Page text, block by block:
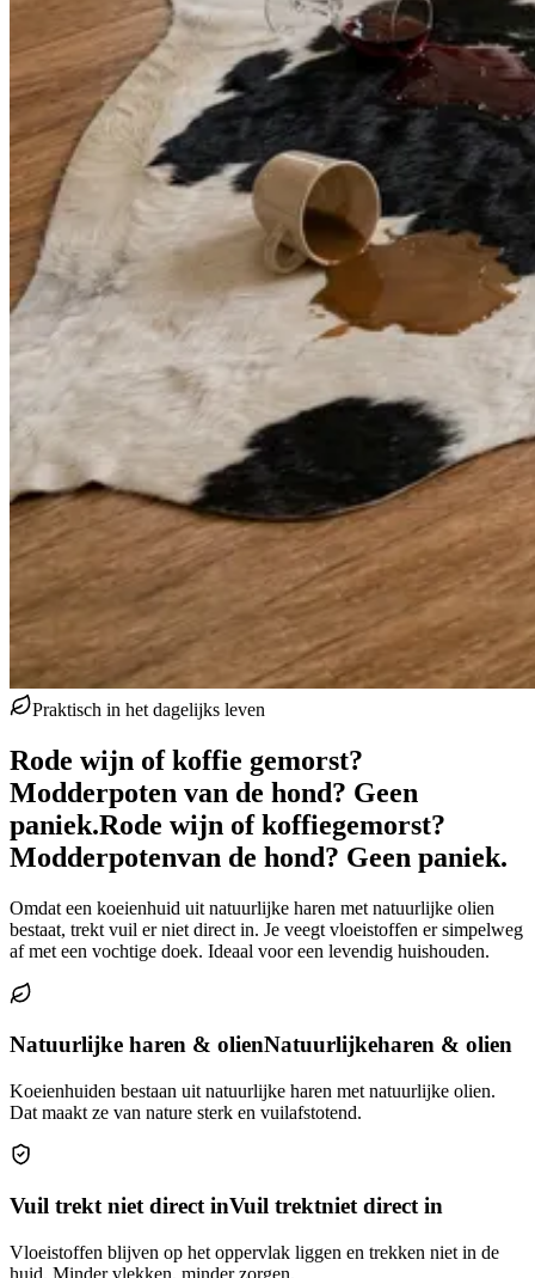
Praktisch in het dagelijks leven
Rode wijn of koffie gemorst?
Modderpoten van de hond? Geen
paniek.Rode wijn of koffiegemorst?
Modderpotenvan de hond? Geen paniek.
Omdat een koeienhuid uit natuurlijke haren met natuurlijke olien
bestaat, trekt vuil er niet direct in. Je veegt vloeistoffen er simpelweg
af met een vochtige doek. Ideaal voor een levendig huishouden.
Natuurlijke haren & olienNatuurlijkeharen & olien
Koeienhuiden bestaan uit natuurlijke haren met natuurlijke olien.
Dat maakt ze van nature sterk en vuilafstotend.
Vuil trekt niet direct inVuil trektniet direct in
Vloeistoffen blijven op het oppervlak liggen en trekken niet in de
huid. Minder vlekken, minder zorgen.